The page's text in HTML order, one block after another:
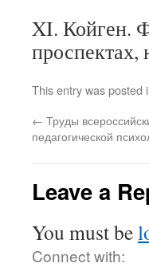
XI. Койген.
проспектах,
This entry was posted
← Труды
педагогической
Leave a
You must be
Connect with: